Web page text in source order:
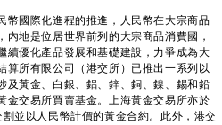
國際化進程的推進，人民幣在大宗商品
地是位居世界前列的大宗商品消費國，
續優化產品發展和基礎建設，力爭成為大
算所有限公司（港交所）已推出一系列以
及黃金、白銀、鋁、鋅、銅、鎳、錫和鉛
金交易所買賣基金。上海黃金交易所亦於
並以人民幣計價的黃金合約。此外，港交